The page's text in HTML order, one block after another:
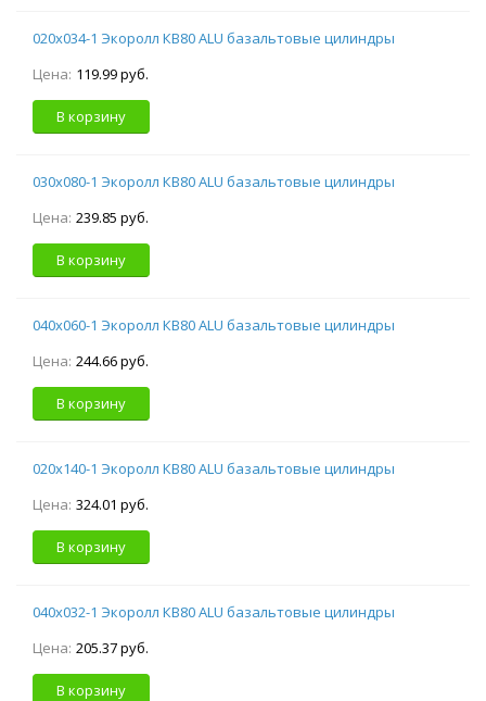
020х034-1 Экоролл КВ80 ALU базальтовые цилиндры
Цена: 119.99 руб.
В корзину
030х080-1 Экоролл КВ80 ALU базальтовые цилиндры
Цена: 239.85 руб.
В корзину
040х060-1 Экоролл КВ80 ALU базальтовые цилиндры
Цена: 244.66 руб.
В корзину
020х140-1 Экоролл КВ80 ALU базальтовые цилиндры
Цена: 324.01 руб.
В корзину
040х032-1 Экоролл КВ80 ALU базальтовые цилиндры
Цена: 205.37 руб.
В корзину